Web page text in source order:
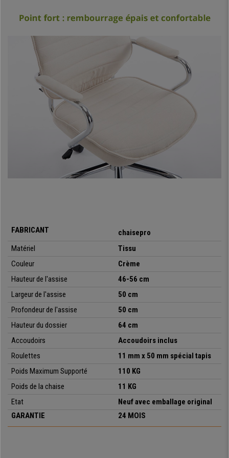
Son design est sublime,elle possède des détails exclusifs comme
des coutures élégantes et un grand dossier avec appui-tête intégré
Ses accoudoirs sont également rembourrés et basés sur une structure
métallique design.
Son épais rembourrage et son confort n’en finiront pas de vous
surprendre. Son rembourrage hors du commun améliore la posture
puisque les genoux sont dans une position optimale. La qualité du
rembourrage fait de ce modèle un allié pour de nombreuses années.
Il s’agit d’un modèle très robuste,
avec les côtés renforcés permettant
de corriger la posture.Il est fabriqué en tissu de grande qualité et est
système exclusif de balancement
activer ce système en actionnant son levier vers l’extérieur de la chaise.
chaises haut de gamme, un vrai luxe à votre portée !
Son prix est INCROYABLE,
ne manquez pas cette opportunité sur
chaisedebureau.fr, le stock est limité.
•Mécanisme basculant
• Disponible également en cuir
• Revêtement en tissu avec coutures élégantes
•Appui-tête intégré
• Design élégant et intemporel
FABRICANT
chaisepro
Matériel
Tissu
Couleur
Crème
Hauteur de l'assise
46-56 cm
Largeur de l'assise
50 cm
Profondeur de l'assise
50 cm
Hauteur du dossier
64 cm
Accoudoirs
Accoudoirs inclus
Roulettes
11 mm x 50 mm spécial tapis
Poids Maximum Supporté
11 0 KG
Poids de la chaise
11 KG
Etat
Neuf avec emballage original
GARANTIE
24 MOIS